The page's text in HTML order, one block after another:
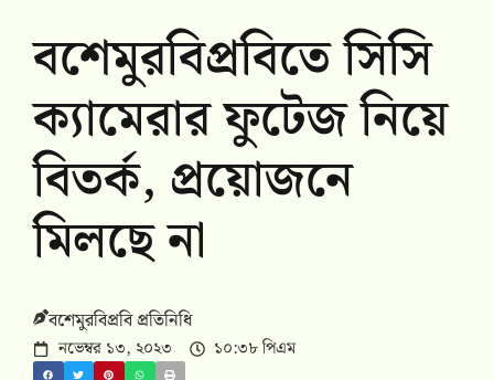
বশেমুরবিপ্রবিতে সিসি
ক্যামেরার ফুটেজ নিয়ে
বিতর্ক, প্রয়োজনে
মিলছে না
বশেমুরবিপ্রবি প্রতিনিধি
নভেম্বর ১৩, ২০২৩ ১০:৩৮ পিএম